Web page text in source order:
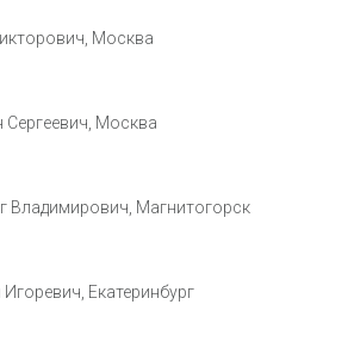
Москва
Москва
Владимирович, Магнитогорск
Екатеринбург